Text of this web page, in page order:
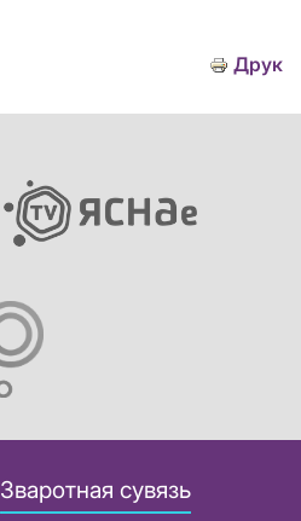
Друк
Зваротная сувязь